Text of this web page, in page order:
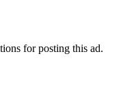
for posting this ad.